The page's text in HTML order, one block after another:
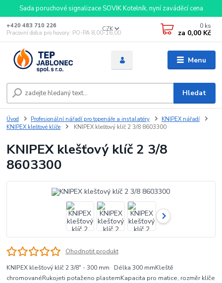
Sada poruchové signalizace SOVIK Kotelník, nyní zaváděcí cena
Menu
CZK
Hledat
+420 483 710 226
Pracovní doba pro hovory: PO-PA 8,00-16,00
0 ks
za 0,00 Kč
Úvod Profesionální nářadí pro topenáře a instalatéry
KNIPEX nářadí
KNIPEX klešťové klíče
KNIPEX klešťový klíč 2 3/8 8603300
KNIPEX klešťový klíč 2 3/8
8603300
Ohodnotit produkt
KNIPEX klešťový klíč 2 3/8" - 300 mm Délka 300 mmKleště
chromovanéRukojeti potaženo plastemKapacita pro matice, rozměr klíče